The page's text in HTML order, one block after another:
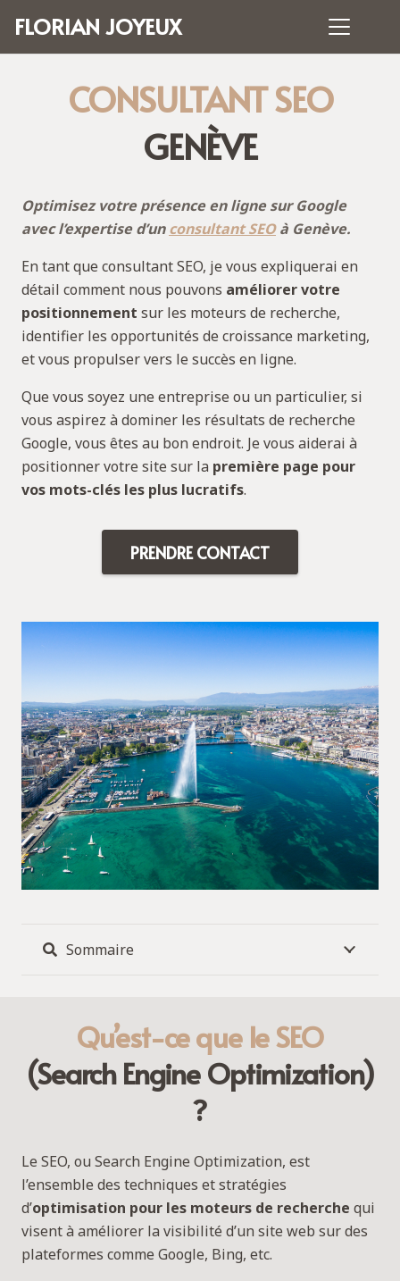
FLORIAN JOYEUX
CONSULTANT SEO
GENÈVE
Optimisez votre présence en ligne sur Google
avec l’expertise d’unconsultant SEOà Genève.
En tant que consultant SEO, je vous expliquerai en
détail comment nous pouvons améliorer votre
positionnement sur les moteurs de recherche,
identifier les opportunités de croissance marketing,
et vous propulser vers le succès en ligne.
Que vous soyez une entreprise ou un particulier, si
vous aspirez à dominer les résultats de recherche
Google, vous êtes au bon endroit. Je vous aiderai à
positionner votre site sur la première page pour
vos mots-clés les plus lucratifs.
PRENDRE CONTACT
Sommaire
Qu’est-ce que le SEO
(Search Engine Optimization)
?
Le SEO, ou Search Engine Optimization, est
l’ensemble des techniques et stratégies
d’optimisation pour les moteurs de recherche qui
visent à améliorer la visibilité d’un site web sur des
plateformes comme Google, Bing, etc.